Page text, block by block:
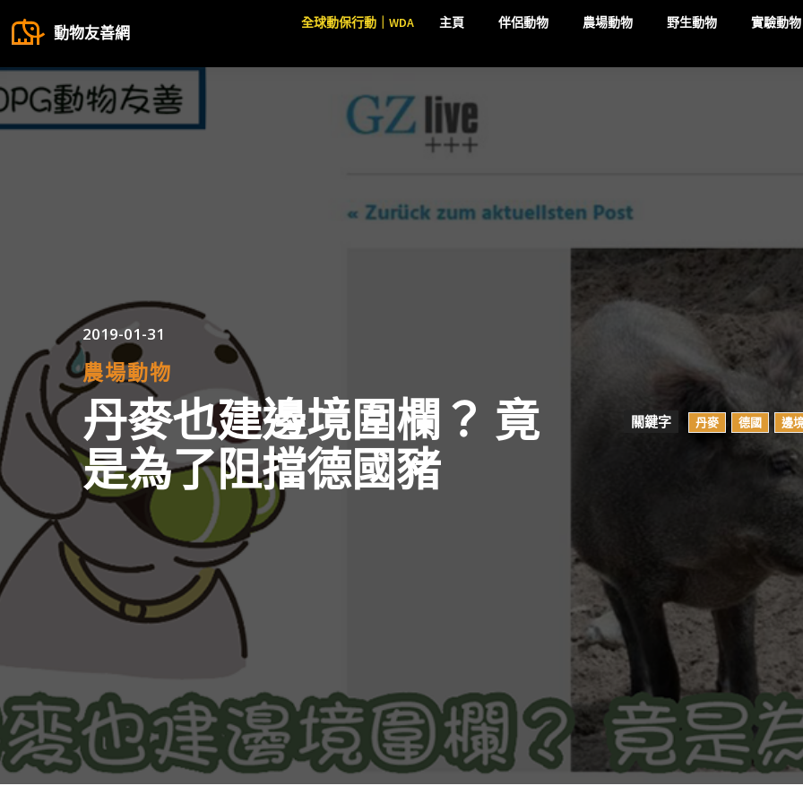
動物友善網
全球動保行動｜WDA 主頁 伴侶動物 農場動物 野生動物 實驗動物
2019-01-31
農場動物
丹麥也建邊境圍欄？ 竟
是為了阻擋德國豬
關鍵字 丹麥 德國 邊